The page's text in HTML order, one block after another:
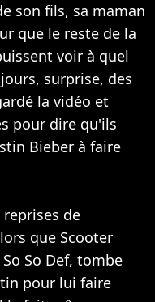
son fils, sa maman
que le reste de la
voir à quel
surprise, des
la vidéo et
pour dire qu'ils
Bieber à faire
de
que Scooter
So Def, tombe
pour lui faire